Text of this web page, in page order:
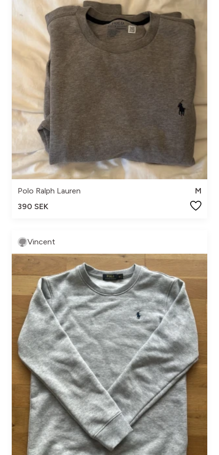
Polo Ralph Lauren
M
390 SEK
Vincent